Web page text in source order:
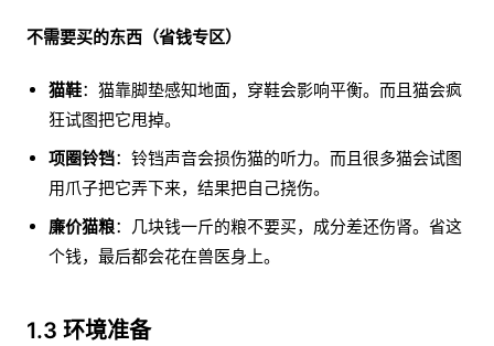
不需要买的东西（省钱专区）
猫鞋：猫靠脚垫感知地面，穿鞋会影响平衡。而且猫会疯
狂试图把它甩掉。
项圈铃铛：铃铛声音会损伤猫的听力。而且很多猫会试图
用爪子把它弄下来，结果把自己挠伤。
廉价猫粮：几块钱一斤的粮不要买，成分差还伤肾。省这
个钱，最后都会花在兽医身上。
1.3 环境准备